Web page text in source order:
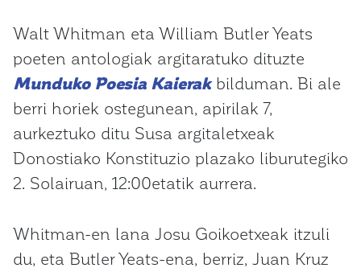
Walt Whitman eta William Butler Yeats
poeten antologiak argitaratuko dituzte
Munduko Poesia Kaierakbilduman. Bi ale
berri horiek ostegunean, apirilak 7,
aurkeztuko ditu Susa argitaletxeak
Donostiako Konstituzio plazako liburutegiko
2. Solairuan, 12:00etatik aurrera.
Whitman-en lana Josu Goikoetxeak itzuli
du, eta Butler Yeats-ena, berriz, Juan Kruz